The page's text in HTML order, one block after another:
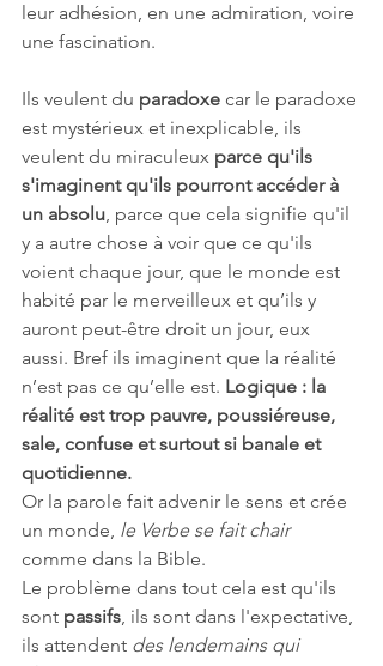
leur adhésion, en une admiration, voire
une fascination.
Ils veulent du paradoxe car le paradoxe
est mystérieux et inexplicable, ils
veulent du miraculeux parce qu'ils
s'imaginent qu'ils pourront accéder à
un absolu, parce que cela signifie qu'il
y a autre chose à voir que ce qu'ils
voient chaque jour, que le monde est
habité par le merveilleux et qu’ils y
auront peut-être droit un jour, eux
aussi. Bref ils imaginent que la réalité
n’est pas ce qu’elle est. Logique : la
réalité est trop pauvre, poussiéreuse,
sale, confuse et surtout si banale et
quotidienne.
Or la parole fait advenir le sens et crée
un monde, le Verbe se fait chair
comme dans la Bible.
Le problème dans tout cela est qu'ils
sont passifs, ils sont dans l'expectative,
ils attendent des lendemains qui